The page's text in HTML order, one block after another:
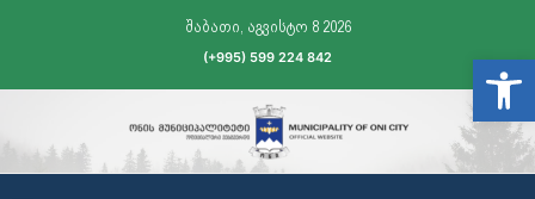
შაბათი, აგვისტო 8 2026
(+995) 599 224 842